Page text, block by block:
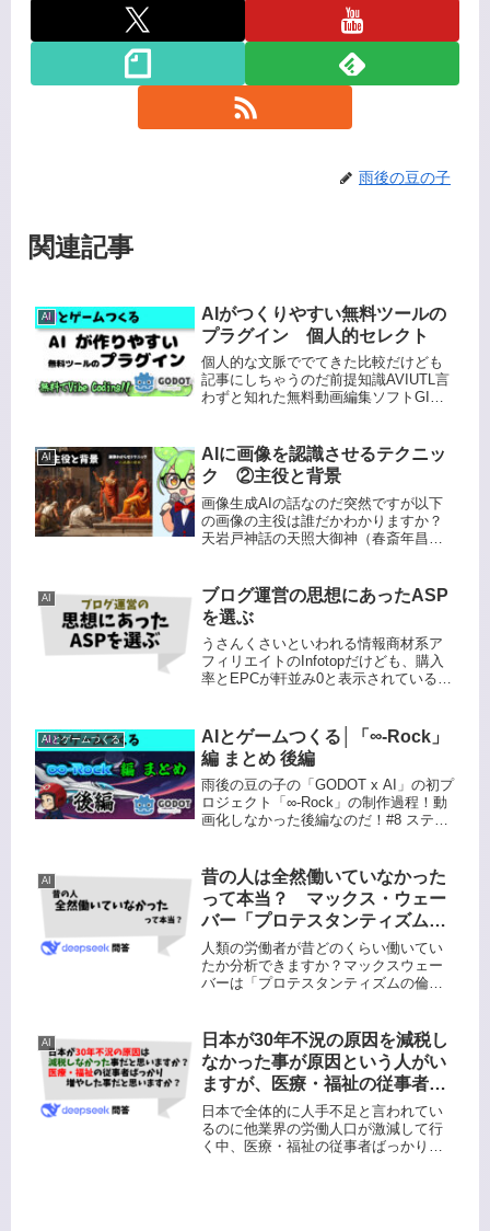
雨後の豆の子
関連記事
AI
AIがつくりやすい無料ツールの
プラグイン 個人的セレクト
個人的な文脈ででてきた比較だけども
記事にしちゃうのだ前提知識AVIUTL言
わずと知れた無料動画編集ソフトGIMP
ンGodot管理人も知らなかった無料ゲー
ムエンジンティラ...
AI
AIに画像を認識させるテクニッ
ク ②主役と背景
画像生成AIの話なのだ突然ですが以下
の画像の主役は誰だかわかりますか？
天岩戸神話の天照大御神（春斎年昌
ですね。ChatGPTは優秀 ※参考はじ
めに、これは対話を通して...
AI
ブログ運営の思想にあったASP
を選ぶ
うさんくさいといわれる情報商材系ア
フィリエイトのInfotopだけども、購入
率とEPCが軒並み0と表示されているも
存続しているって言う事は、どこかで
利益を上げているはず...
AIとゲームつくる
AIとゲームつくる│「∞-Rock」
編 まとめ 後編
雨後の豆の子の「GODOT x AI」の初プ
ロジェクト「∞-Rock」の制作過程！動
画化しなかった後編なのだ！#8 ステー
with GIM...
AI
昔の人は全然働いていなかった
って本当？ マックス・ウェー
バー「プロテスタンティズムの
倫理と資本主義の精神」西洋と
江戸時代 一日何時間働いてい
たのか
人類の労働者が昔どのくらい働いてい
たか分析できますか？マックスウェー
バーは「プロテスタンティズムの倫理
ていなかったと言及しています。昔は
日が暮れてきたら仕事をしないし、適
当...
AI
日本が30年不況の原因を減税し
なかった事が原因という人がい
ますが、医療・福祉の従事者ば
っかり増やした事を無視して、
それは合理的だと思います
か？
日本で全体的に人手不足と言われてい
るのに他業界の労働人口が激減して行
く中、医療・福祉の従事者ばっかり増